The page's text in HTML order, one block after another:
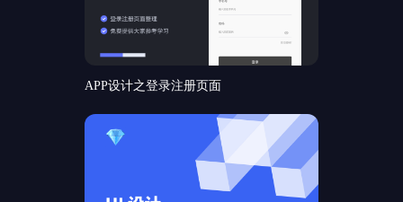
APP设计之登录注册页面